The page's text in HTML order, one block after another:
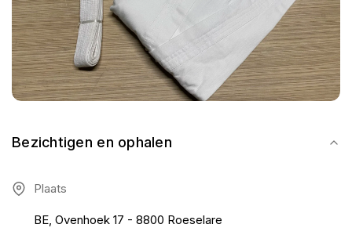
Bezichtigen en ophalen
Plaats
BE, Ovenhoek 17 - 8800 Roeselare